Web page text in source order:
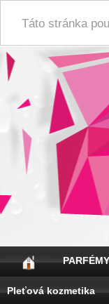
Táto stránka
PARFÉMY
Pleťová kozmetika